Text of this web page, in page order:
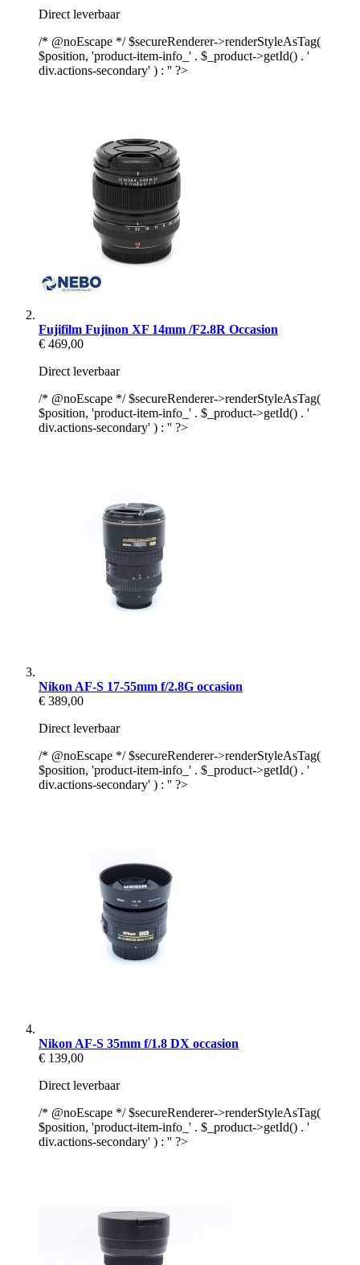
Direct leverbaar
/* @noEscape */ $secureRenderer->renderStyleAsTag(
$position, 'product-item-info_' . $_product->getId() . '
div.actions-secondary' ) : '' ?>
Fujifilm Fujinon XF 14mm /F2.8R Occasion
€ 469,00
Direct leverbaar
/* @noEscape */ $secureRenderer->renderStyleAsTag(
$position, 'product-item-info_' . $_product->getId() . '
div.actions-secondary' ) : '' ?>
Nikon AF-S 17-55mm f/2.8G occasion
€ 389,00
Direct leverbaar
/* @noEscape */ $secureRenderer->renderStyleAsTag(
$position, 'product-item-info_' . $_product->getId() . '
div.actions-secondary' ) : '' ?>
Nikon AF-S 35mm f/1.8 DX occasion
€ 139,00
Direct leverbaar
/* @noEscape */ $secureRenderer->renderStyleAsTag(
$position, 'product-item-info_' . $_product->getId() . '
div.actions-secondary' ) : '' ?>